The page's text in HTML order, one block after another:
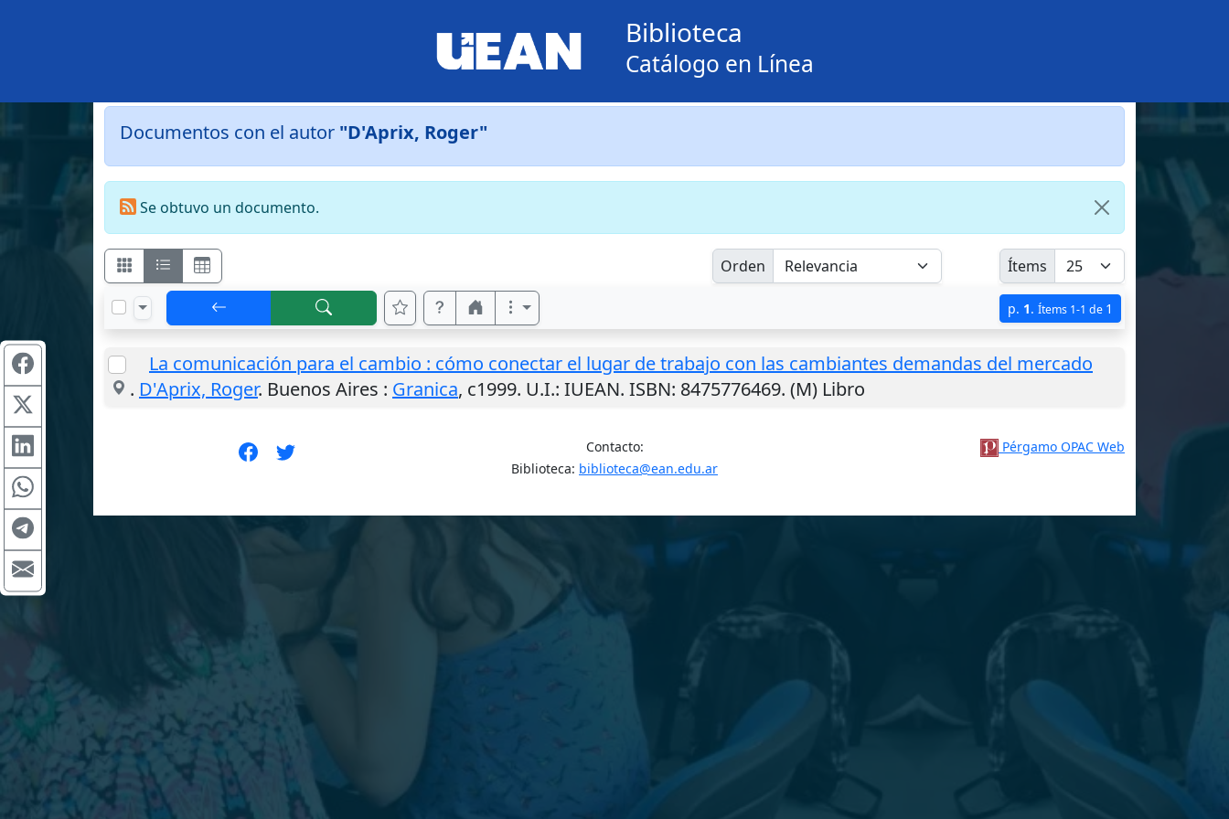
Biblioteca
Catálogo en Línea
Documentos con el autor "D'Aprix, Roger"
Se obtuvo un documento.
Orden Ítems
p. 1. Ítems 1-1 de 1
La comunicación para el cambio : cómo conectar el lugar de trabajo con las cambiantes demandas del mercado
. D'Aprix, Roger. Buenos Aires : Granica, c1999. U.I.: IUEAN. ISBN: 8475776469. (M) Libro
Contacto:
Biblioteca: biblioteca@ean.edu.ar
Pérgamo OPAC Web